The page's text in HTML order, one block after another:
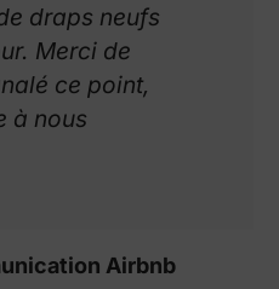
draps neufs
Merci de
ce point,
à nous
Airbnb